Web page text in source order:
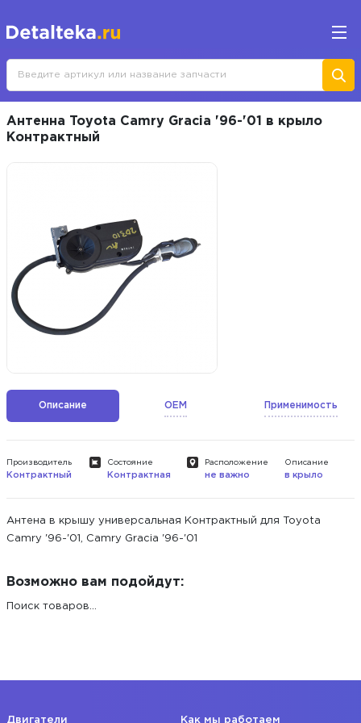
Антенна Toyota Camry Gracia '96-'01 в крыло
Контрактный
Описание OEM Применимость
Производитель
Контрактный
Состояние
Контрактная
Расположение
не важно
Описание
в крыло
Антена в крышу универсальная Контрактный для Toyota
Camry '96-'01, Camry Gracia '96-'01
Возможно вам подойдут:
Поиск товаров...
Двигатели Как мы работаем